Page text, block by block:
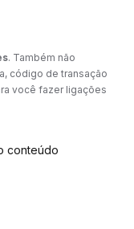
. Também não
código de transação
você fazer ligações
conteúdo